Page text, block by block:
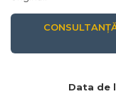
Data de